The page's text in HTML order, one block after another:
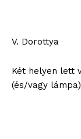
V. Dorottya
Két helyen lett
(és/vagy